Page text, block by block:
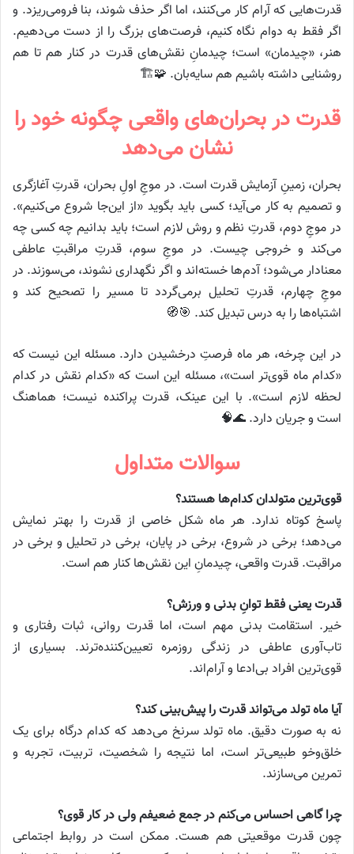
قدرت‌هایی که آرام کار می‌کنند، اما اگر حذف شوند، بنا فرومی‌ریزد. و
اگر فقط به دوام نگاه کنیم، فرصت‌های بزرگ را از دست می‌دهیم.
هنر، «چیدمان» است؛ چیدمانِ نقش‌های قدرت در کنار هم تا هم
روشنایی داشته باشیم هم سایه‌بان. 🧩🏗️
قدرت در بحران‌های واقعی چگونه خود را
نشان می‌دهد
بحران، زمینِ آزمایش قدرت است. در موجِ اولِ بحران، قدرتِ آغازگری
و تصمیم به کار می‌آید؛ کسی باید بگوید «از این‌جا شروع می‌کنیم».
در موجِ دوم، قدرتِ نظم و روش لازم است؛ باید بدانیم چه کسی چه
می‌کند و خروجی چیست. در موجِ سوم، قدرتِ مراقبتِ عاطفی
معنادار می‌شود؛ آدم‌ها خسته‌اند و اگر نگهداری نشوند، می‌سوزند. در
موجِ چهارم، قدرتِ تحلیل برمی‌گردد تا مسیر را تصحیح کند و
اشتباه‌ها را به درس تبدیل کند. 🎯🧭
در این چرخه، هر ماه فرصتِ درخشیدن دارد. مسئله این نیست که
«کدام ماه قوی‌تر است»، مسئله این است که «کدام نقش در کدام
لحظه لازم است». با این عینک، قدرت پراکنده نیست؛ هماهنگ
است و جریان دارد. 🌊🧠
سوالات متداول
قوی‌ترین متولدان کدام‌ها هستند؟
پاسخ کوتاه ندارد. هر ماه شکل خاصی از قدرت را بهتر نمایش
می‌دهد؛ برخی در شروع، برخی در پایان، برخی در تحلیل و برخی در
مراقبت. قدرت واقعی، چیدمانِ این نقش‌ها کنار هم است.
قدرت یعنی فقط توانِ بدنی و ورزش؟
خیر. استقامت بدنی مهم است، اما قدرت روانی، ثبات رفتاری و
تاب‌آوری عاطفی در زندگی روزمره تعیین‌کننده‌ترند. بسیاری از
قوی‌ترین افراد بی‌ادعا و آرام‌اند.
آیا ماه تولد می‌تواند قدرت را پیش‌بینی کند؟
نه به صورت دقیق. ماه تولد سرنخ می‌دهد که کدام درگاه برای یک
خلق‌وخو طبیعی‌تر است، اما نتیجه را شخصیت، تربیت، تجربه و
تمرین می‌سازند.
چرا گاهی احساس می‌کنم در جمع ضعیفم ولی در کار قوی؟
چون قدرت موقعیتی هم هست. ممکن است در روابط اجتماعی